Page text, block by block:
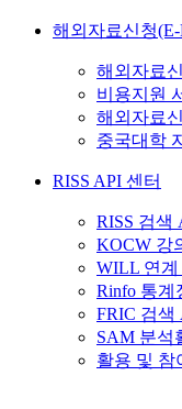
해외자료신청
해외자료
비용지원
해외자료
중국대학
RISS API 센터
RISS 검색
KOCW 강
WILL 연계
Rinfo 통계
FRIC 검색
SAM 분석
활용 및 참